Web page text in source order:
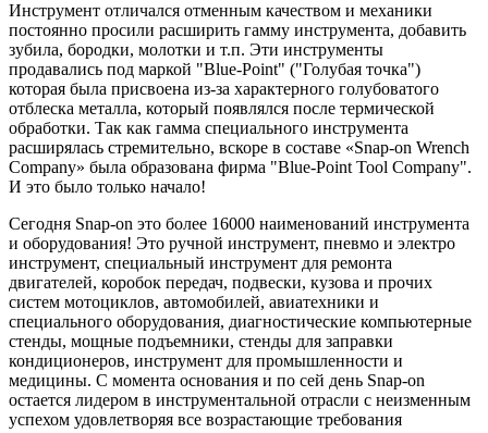
Инструмент отличался отменным качеством и механики
постоянно просили расширить гамму инструмента, добавить
зубила, бородки, молотки и т.п. Эти инструменты
продавались под маркой "Blue-Point" ("Голубая точка")
которая была присвоена из-за характерного голубоватого
отблеска металла, который появлялся после термической
обработки. Так как гамма специального инструмента
расширялась стремительно, вскоре в составе «Snap-on Wrench
Company» была образована фирма "Blue-Point Tool Company".
И это было только начало!
Сегодня Snap-on это более 16000 наименований инструмента
и оборудования! Это ручной инструмент, пневмо и электро
инструмент, специальный инструмент для ремонта
двигателей, коробок передач, подвески, кузова и прочих
систем мотоциклов, автомобилей, авиатехники и
специального оборудования, диагностические компьютерные
стенды, мощные подъемники, стенды для заправки
кондиционеров, инструмент для промышленности и
медицины. С момента основания и по сей день Snap-on
остается лидером в инструментальной отрасли с неизменным
успехом удовлетворяя все возрастающие требования